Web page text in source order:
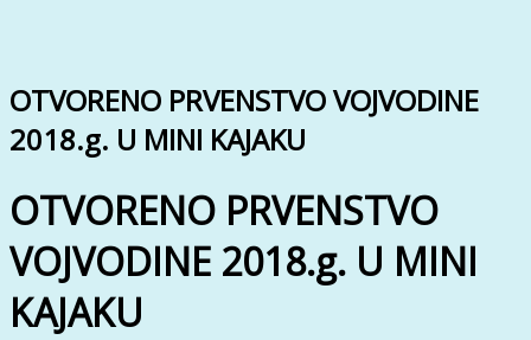
OTVORENO PRVENSTVO VOJVODINE
2018.g. U MINI KAJAKU
OTVORENO PRVENSTVO
VOJVODINE 2018.g. U MINI
KAJAKU